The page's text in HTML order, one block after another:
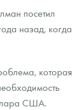
посетил
назад, когда
которая
США.